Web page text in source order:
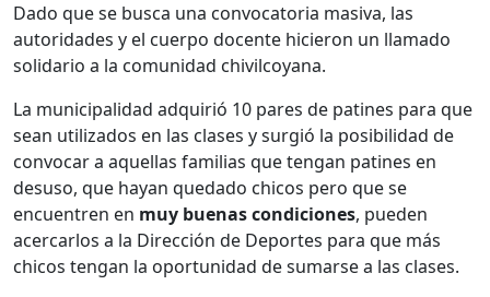
Dado que se busca una convocatoria masiva, las
autoridades y el cuerpo docente hicieron un llamado
solidario a la comunidad chivilcoyana.
La municipalidad adquirió 10 pares de patines para que
sean utilizados en las clases y surgió la posibilidad de
convocar a aquellas familias que tengan patines en
desuso, que hayan quedado chicos pero que se
encuentren en muy buenas condiciones, pueden
acercarlos a la Dirección de Deportes para que más
chicos tengan la oportunidad de sumarse a las clases.